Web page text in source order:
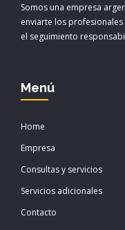
Somos una empresa
enviarte los
el seguimiento
Menú
Home
Empresa
Consultas y servicios
Servicios adicionales
Contacto